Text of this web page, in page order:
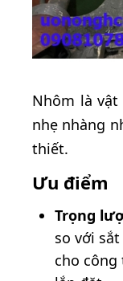
Nhôm là
nhẹ nhàng
thiết.
Ưu điểm
Trọng
so với
cho công